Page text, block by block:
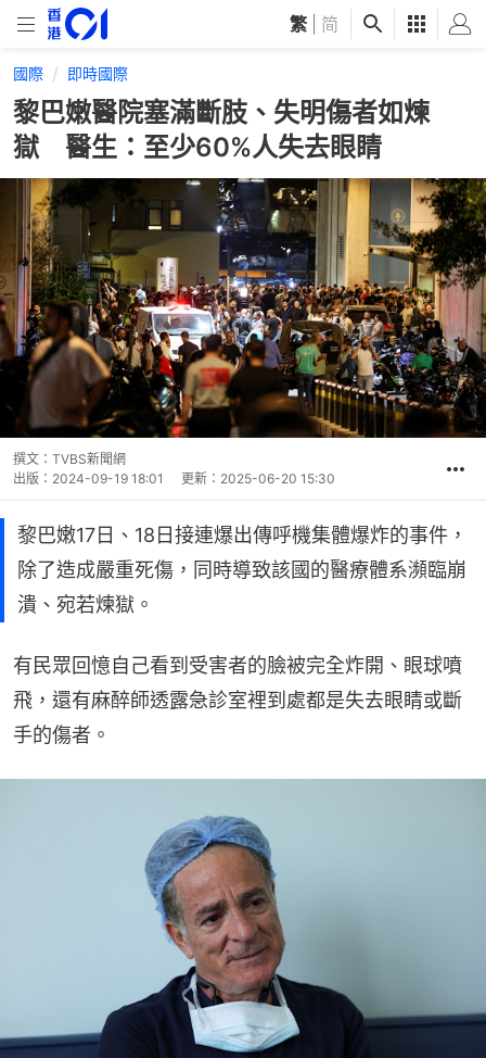
繁 简
國際 即時國際
黎巴嫩醫院塞滿斷肢、失明傷者如煉
獄 醫生：至少60%人失去眼睛
撰文： TVBS新聞網
出版： 2024-09-19 18:01 更新： 2025-06-20 15:30
黎巴嫩17日、18日接連爆出傳呼機集體爆炸的事件，
除了造成嚴重死傷，同時導致該國的醫療體系瀕臨崩
潰、宛若煉獄。
有民眾回憶自己看到受害者的臉被完全炸開、眼球噴
飛，還有麻醉師透露急診室裡到處都是失去眼睛或斷
手的傷者。